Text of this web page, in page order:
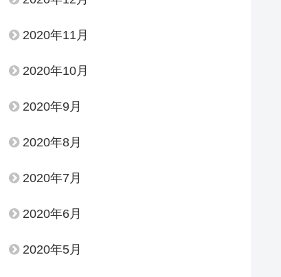
2020年11月
2020年10月
2020年9月
2020年8月
2020年7月
2020年6月
2020年5月